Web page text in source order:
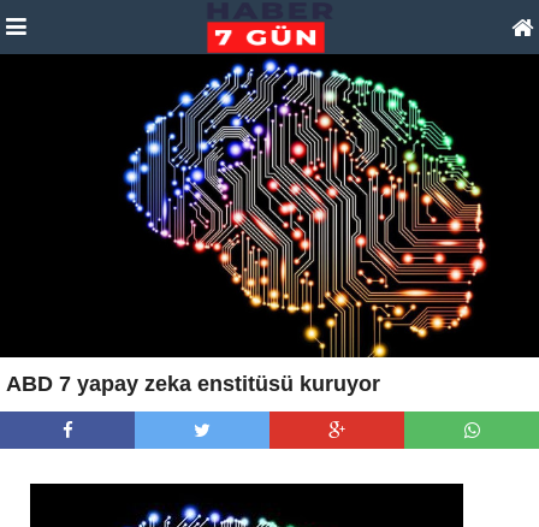
ABD 7 yapay zeka enstitüsü kuruyor